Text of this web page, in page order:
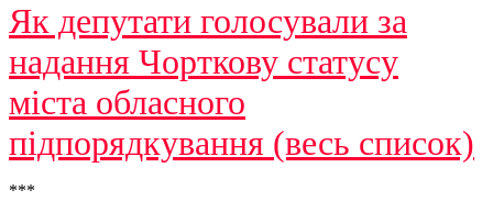
Як депутати голосували за
надання Чорткову статусу
міста обласного
підпорядкування (весь список)
***